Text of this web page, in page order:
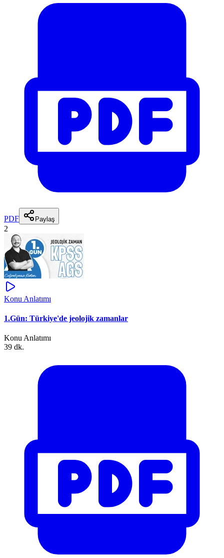
PDF Paylaş
2
Konu Anlatımı
1.Gün: Türkiye'de jeolojik zamanlar
Konu Anlatımı
39 dk.